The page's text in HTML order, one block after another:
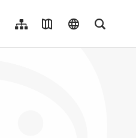
网站导览地图导览language全文检